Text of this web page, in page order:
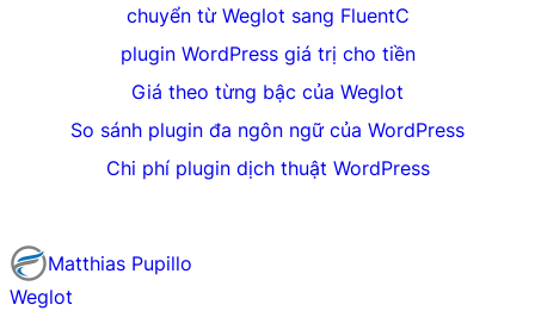
chuyển từ Weglot sang FluentC
plugin WordPress giá trị cho tiền
Giá theo từng bậc của Weglot
So sánh plugin đa ngôn ngữ của WordPress
Chi phí plugin dịch thuật WordPress
Matthias Pupillo
Weglot